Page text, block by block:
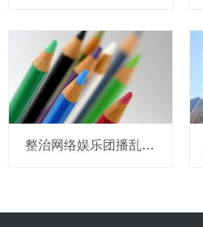
整治网络娱乐团播乱象 中央网信办处置1840余个违规账号